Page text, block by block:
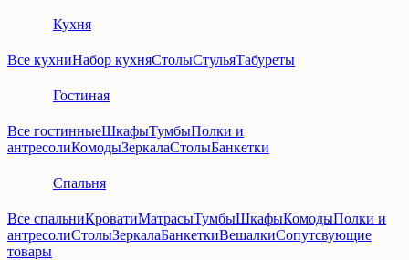
Кухня
Все кухниНабор кухняСтолыСтульяТабуреты
Гостиная
Все гостинныеШкафыТумбыПолки и
антресолиКомодыЗеркалаСтолыБанкетки
Спальня
Все спальниКроватиМатрасыТумбыШкафыКомодыПолки и
антресолиСтолыЗеркалаБанкеткиВешалкиСопутсвующие
товары